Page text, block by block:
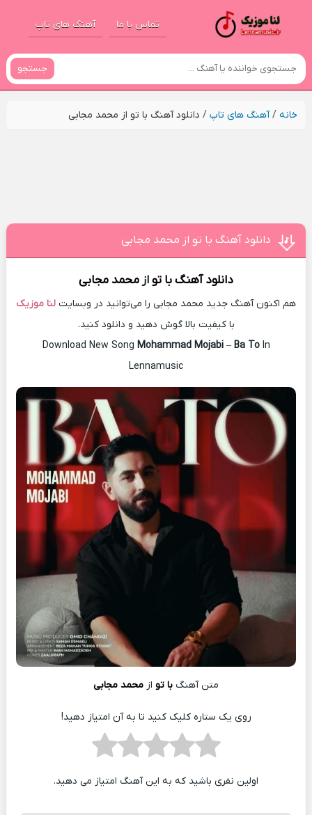
تماس با ما آهنگ های تاپ
جستجو
خانه/آهنگ های تاپ/ دانلود آهنگ با تو از محمد مجابی
دانلود آهنگ با تو از محمد مجابی
دانلود آهنگبا توازمحمد مجابی
هم اکنون آهنگ جدید محمد مجابی را می‌توانید در وبسایت لنا موزیک
با کیفیت بالا گوش دهید و دانلود کنید.
Download New Song Mohammad Mojabi– Ba ToIn
Lennamusic
متن آهنگ با تو از محمد مجابی
روی یک ستاره کلیک کنید تا به آن امتیاز دهید!
اولین نفری باشید که به این آهنگ امتیاز می دهید.